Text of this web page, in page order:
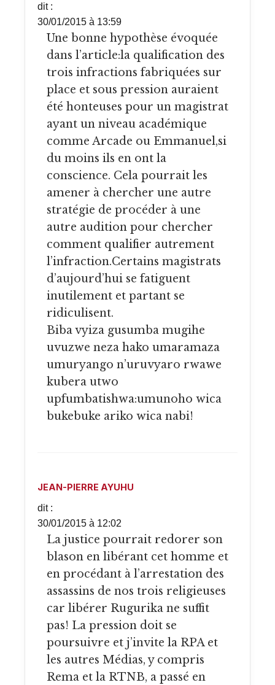
dit :
30/01/2015 à 13:59
Une bonne hypothèse évoquée
dans l’article:la qualification des
trois infractions fabriquées sur
place et sous pression auraient
été honteuses pour un magistrat
ayant un niveau académique
comme Arcade ou Emmanuel,si
du moins ils en ont la
conscience. Cela pourrait les
amener à chercher une autre
stratégie de procéder à une
autre audition pour chercher
comment qualifier autrement
l’infraction.Certains magistrats
d’aujourd’hui se fatiguent
inutilement et partant se
ridiculisent.
Biba vyiza gusumba mugihe
uvuzwe neza hako umaramaza
umuryango n’uruvyaro rwawe
kubera utwo
upfumbatishwa:umunoho wica
bukebuke ariko wica nabi!
JEAN-PIERRE AYUHU
dit :
30/01/2015 à 12:02
La justice pourrait redorer son
blason en libérant cet homme et
en procédant à l’arrestation des
assassins de nos trois religieuses
car libérer Rugurika ne suffit
pas! La pression doit se
poursuivre et j’invite la RPA et
les autres Médias, y compris
Rema et la RTNB, a passé en